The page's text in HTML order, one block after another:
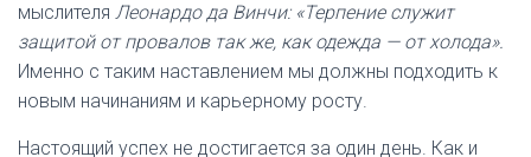
мыслителя Леонардо да Винчи: «Терпение служит
защитой от провалов так же, как одежда — от холода».
Именно с таким наставлением мы должны подходить к
новым начинаниям и карьерному росту.
Настоящий успех не достигается за один день. Как и